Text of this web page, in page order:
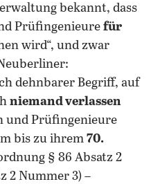
bekannt, dass
Prüfingenieure für
wird“, und zwar
dehnbarer Begriff, auf
niemand verlassen
und Prüfingenieure
bis zu ihrem 70.
§ 86 Absatz 2
2 Nummer 3) –